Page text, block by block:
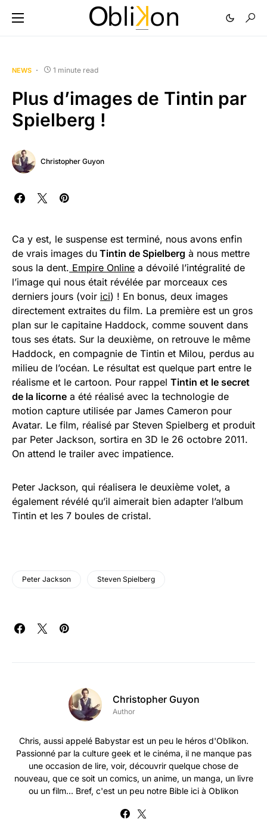
NEWS 1 minute read
Plus d’images de Tintin par
Spielberg !
Christopher Guyon
Ca y est, le suspense est terminé, nous avons enfin
de vrais images du Tintin de Spielberg à nous mettre
sous la dent. Empire Online a dévoilé l’intégralité de
l’image qui nous était révélée par morceaux ces
derniers jours (voir ici) ! En bonus, deux images
directement extraites du film. La première est un gros
plan sur le capitaine Haddock, comme souvent dans
tous ses états. Sur la deuxième, on retrouve le même
Haddock, en compagnie de Tintin et Milou, perdus au
milieu de l’océan. Le résultat est quelque part entre le
réalisme et le cartoon. Pour rappel Tintin et le secret
de la licorne a été réalisé avec la technologie de
motion capture utilisée par James Cameron pour
Avatar. Le film, réalisé par Steven Spielberg et produit
par Peter Jackson, sortira en 3D le 26 octobre 2011.
On attend le trailer avec impatience.
Peter Jackson, qui réalisera le deuxième volet, a
également révélé qu’il aimerait bien adapter l’album
Tintin et les 7 boules de cristal.
Peter Jackson Steven Spielberg
Christopher Guyon
Author
Chris, aussi appelé Babystar est un peu le héros d'Oblikon.
Passionné par la culture geek et le cinéma, il ne manque pas
une occasion de lire, voir, découvrir quelque chose de
nouveau, que ce soit un comics, un anime, un manga, un livre
ou un film... Bref, c'est un peu notre Bible ici à Oblikon